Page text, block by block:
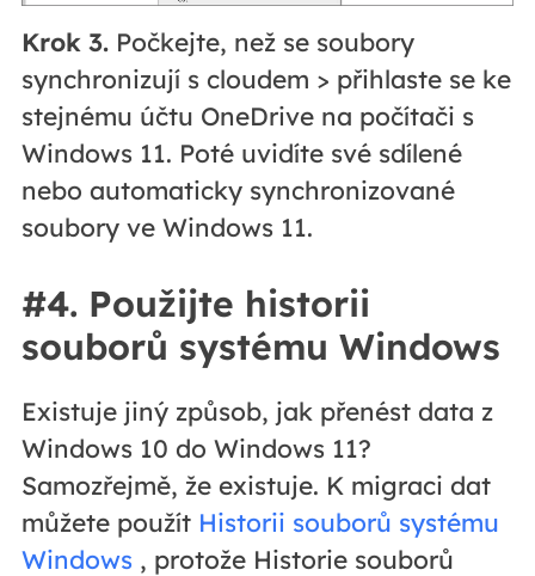
Krok 3.Počkejte, než se soubory
synchronizují s cloudem > přihlaste se ke
stejnému účtu OneDrive na počítači s
Windows 11. Poté uvidíte své sdílené
nebo automaticky synchronizované
soubory ve Windows 11.
#4. Použijte historii
souborů systému Windows
Existuje jiný způsob, jak přenést data z
Windows 10 do Windows 11?
Samozřejmě, že existuje. K migraci dat
můžete použít Historii souborů systému
Windows , protože Historie souborů